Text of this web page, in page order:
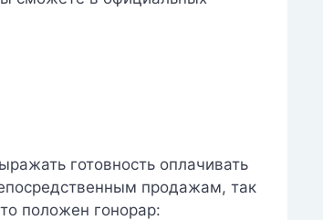
готовность оплачивать
продажам, так
положен гонорар: